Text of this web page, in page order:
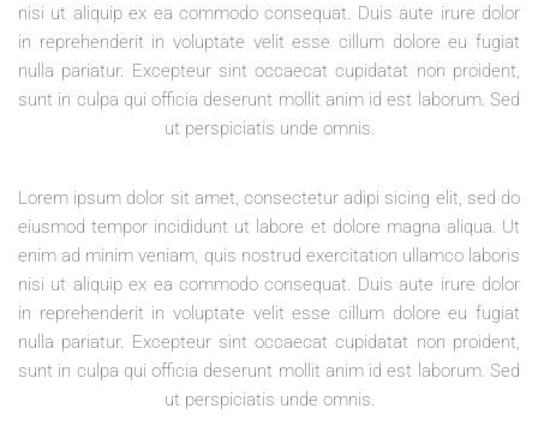
nisi ut aliquip ex ea commodo consequat. Duis aute irure dolor
in reprehenderit in voluptate velit esse cillum dolore eu fugiat
nulla pariatur. Excepteur sint occaecat cupidatat non proident,
sunt in culpa qui officia deserunt mollit anim id est laborum. Sed
ut perspiciatis unde omnis.
Lorem ipsum dolor sit amet, consectetur adipi sicing elit, sed do
eiusmod tempor incididunt ut labore et dolore magna aliqua. Ut
enim ad minim veniam, quis nostrud exercitation ullamco laboris
nisi ut aliquip ex ea commodo consequat. Duis aute irure dolor
in reprehenderit in voluptate velit esse cillum dolore eu fugiat
nulla pariatur. Excepteur sint occaecat cupidatat non proident,
sunt in culpa qui officia deserunt mollit anim id est laborum. Sed
ut perspiciatis unde omnis.